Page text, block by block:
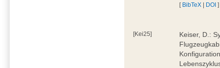
[ BibTeX | DOI ]
[Kei25]
Keiser, D.: